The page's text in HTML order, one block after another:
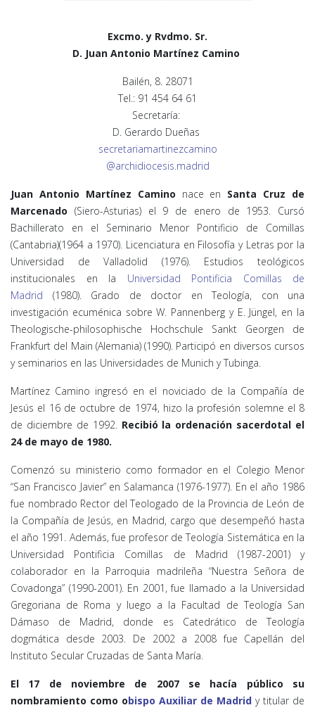
Excmo. y Rvdmo. Sr.
D. Juan Antonio Martínez Camino
Bailén, 8. 28071
Tel.: 91 454 64 61
Secretaría:
D. Gerardo Dueñas
secretariamartinezcamino
@archidiocesis.madrid
Juan Antonio Martínez Camino nace en Santa Cruz de
Marcenado (Siero-Asturias) el 9 de enero de 1953. Cursó
Bachillerato en el Seminario Menor Pontificio de Comillas
(Cantabria)(1964 a 1970). Licenciatura en Filosofía y Letras por la
Universidad de Valladolid (1976). Estudios teológicos
institucionales en la Universidad Pontificia Comillas de
Madrid (1980). Grado de doctor en Teología, con una
investigación ecuménica sobre W. Pannenberg y E. Jüngel, en la
Theologische-philosophische Hochschule Sankt Georgen de
Frankfurt del Main (Alemania) (1990). Participó en diversos cursos
y seminarios en las Universidades de Munich y Tubinga.
Martínez Camino ingresó en el noviciado de la Compañía de
Jesús el 16 de octubre de 1974, hizo la profesión solemne el 8
de diciembre de 1992. Recibió la ordenación sacerdotal el
24 de mayo de 1980.
Comenzó su ministerio como formador en el Colegio Menor
“San Francisco Javier” en Salamanca (1976-1977). En el año 1986
fue nombrado Rector del Teologado de la Provincia de León de
la Compañía de Jesús, en Madrid, cargo que desempeñó hasta
el año 1991. Además, fue profesor de Teología Sistemática en la
Universidad Pontificia Comillas de Madrid (1987-2001) y
colaborador en la Parroquia madrileña “Nuestra Señora de
Covadonga” (1990-2001). En 2001, fue llamado a la Universidad
Gregoriana de Roma y luego a la Facultad de Teología San
Dámaso de Madrid, donde es Catedrático de Teología
dogmática desde 2003. De 2002 a 2008 fue Capellán del
Instituto Secular Cruzadas de Santa María.
El 17 de noviembre de 2007 se hacía público su
nombramiento como obispo Auxiliar de Madrid y titular de